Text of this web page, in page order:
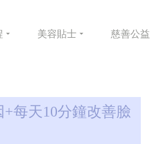
美容貼士 慈善公益
+每天10分鐘改善臉